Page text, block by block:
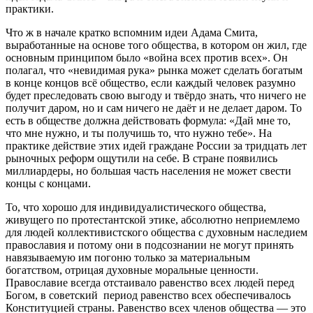
практики.
Что ж в начале кратко вспомним идеи Адама Смита,
выработанные на основе того общества, в котором он жил, где
основным принципом было «война всех против всех». Он
полагал, что «невидимая рука» рынка может сделать богатым
в конце концов всё общество, если каждый человек разумно
будет преследовать свою выгоду и твёрдо знать, что ничего не
получит даром, но и сам ничего не даёт и не делает даром. То
есть в обществе должна действовать формула: «Дай мне то,
что мне нужно, и ты получишь то, что нужно тебе». На
практике действие этих идей граждане России за тридцать лет
рыночных реформ ощутили на себе. В стране появились
миллиардеры, но большая часть населения не может свести
концы с концами.
То, что хорошо для индивидуалистического общества,
живущего по протестантской этике, абсолютно неприемлемо
для людей коллективистского общества с духовным наследием
православия и потому они в подсознании не могут принять
навязываемую им погоню только за материальным
богатством, отрицая духовные моральные ценности.
Православие всегда отстаивало равенство всех людей перед
Богом, в советский период равенство всех обеспечивалось
Конституцией страны. Равенство всех членов общества — это